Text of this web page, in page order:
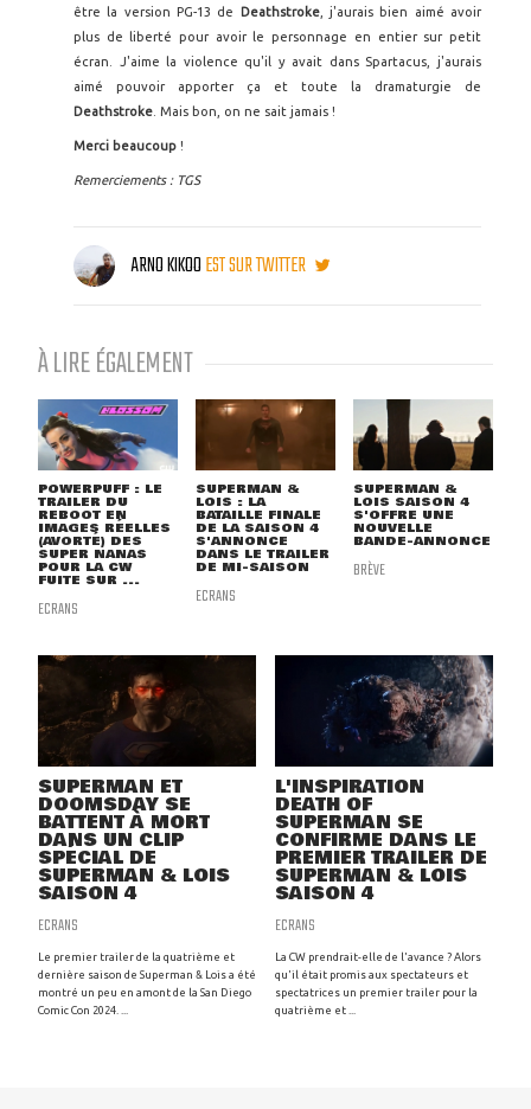
être la version PG-13 de
Deathstroke, j'aurais bien aimé avoir
plus de liberté pour avoir le personnage en entier sur petit
écran. J'aime la violence qu'il y avait dans Spartacus, j'aurais
aimé pouvoir apporter ça et toute la dramaturgie de
Deathstroke . Mais bon, on ne sait jamais !
Merci beaucoup !
Remerciements : TGS
ARNO KIKOOEST SUR TWITTER
À LIRE ÉGALEMENT
POWERPUFF : LE
TRAILER DU
REBOOT EN
IMAGES RÉELLES
(AVORTÉ) DES
SUPER NANAS
POUR LA CW
FUITE SUR ...
ECRANS
SUPERMAN &
LOIS : LA
BATAILLE FINALE
DE LA SAISON 4
S'ANNONCE
DANS LE TRAILER
DE MI-SAISON
ECRANS
SUPERMAN &
LOIS SAISON 4
S'OFFRE UNE
NOUVELLE
BANDE-ANNONCE
BRÈVE
SUPERMAN ET
DOOMSDAY SE
BATTENT À MORT
DANS UN CLIP
SPÉCIAL DE
SUPERMAN & LOIS
SAISON 4
ECRANS
Le premier trailer de la quatrième et
dernière saison de Superman & Lois a été
montré un peu en amont de la San Diego
Comic Con 2024. ...
L'INSPIRATION
DEATH OF
SUPERMAN SE
CONFIRME DANS LE
PREMIER TRAILER DE
SUPERMAN & LOIS
SAISON 4
ECRANS
La CW prendrait-elle de l'avance ? Alors
qu'il était promis aux spectateurs et
spectatrices un premier trailer pour la
quatrième et ...